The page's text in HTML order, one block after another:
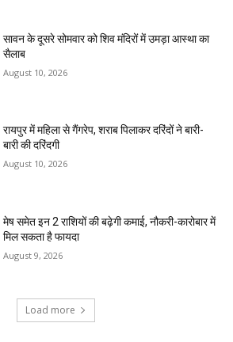
सावन के दूसरे सोमवार को शिव मंदिरों में उमड़ा आस्था का
सैलाब
August 10, 2026
रायपुर में महिला से गैंगरेप, शराब पिलाकर दरिंदों ने बारी-
बारी की दरिंदगी
August 10, 2026
मेष समेत इन 2 राशियों की बढ़ेगी कमाई, नौकरी-कारोबार में
मिल सकता है फायदा
August 9, 2026
Load more